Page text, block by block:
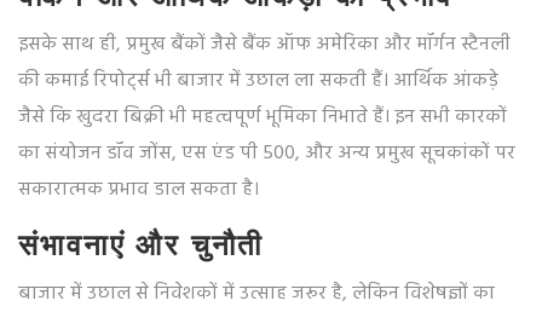
इसके साथ ही, प्रमुख बैंकों जैसे बैंक ऑफ अमेरिका और मॉर्गन स्टैनली
की कमाई रिपोर्ट्स भी बाजार में उछाल ला सकती हैं। आर्थिक आंकड़े
जैसे कि खुदरा बिक्री भी महत्वपूर्ण भूमिका निभाते हैं। इन सभी कारकों
का संयोजन डॉव जोंस, एस एंड पी 500, और अन्य प्रमुख सूचकांकों पर
सकारात्मक प्रभाव डाल सकता है।
संभावनाएं और चुनौती
बाजार में उछाल से निवेशकों में उत्साह जरूर है, लेकिन विशेषज्ञों का